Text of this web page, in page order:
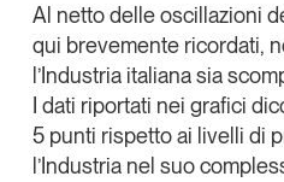
Al netto delle oscillazioni
qui brevemente ricordati,
l’Industria italiana sia
I dati riportati nei grafici
5 punti rispetto ai livelli di
l’Industria nel suo